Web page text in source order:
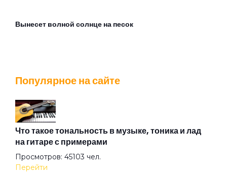
Вынесет волной солнце на песок
Грачи
Двое
Популярное на сайте
Что такое тональность в музыке, тоника и лад
на гитаре с примерами
Просмотров: 45103 чел.
Перейти